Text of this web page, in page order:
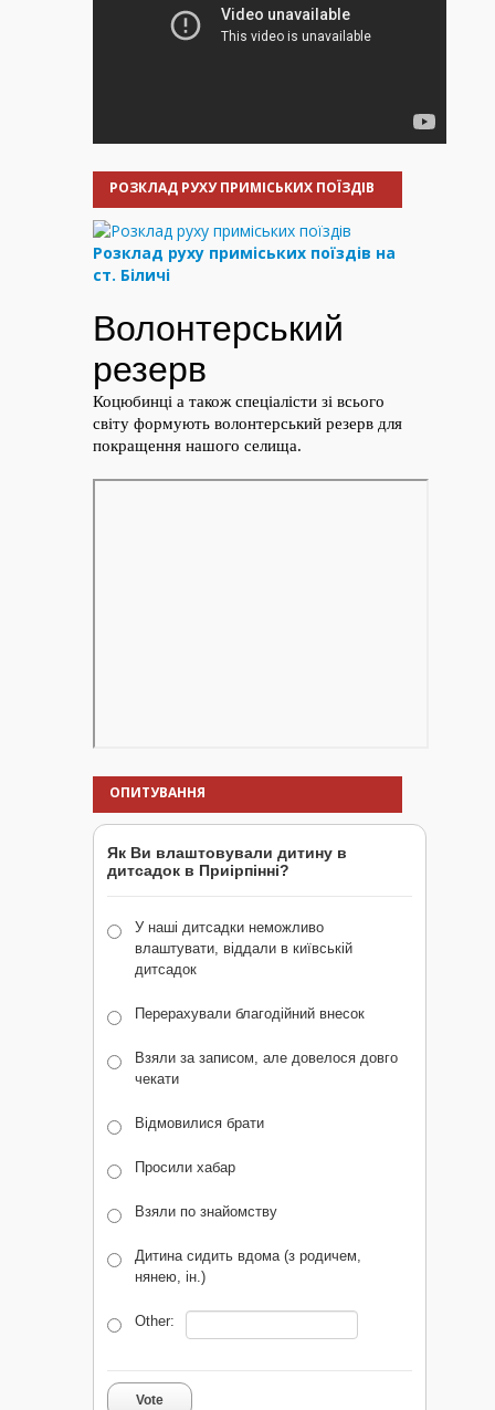
РОЗКЛАД РУХУ ПРИМІСЬКИХ ПОЇЗДІВ
Розклад руху приміських поїздів на
ст. Біличі
ОПИТУВАННЯ
Як Ви влаштовували дитину в
дитсадок в Приірпінні?
У наші дитсадки неможливо
влаштувати, віддали в київській
дитсадок
Перерахували благодійний внесок
Взяли за записом, але довелося довго
чекати
Відмовилися брати
Просили хабар
Взяли по знайомству
Дитина сидить вдома (з родичем,
нянею, ін.)
Other:
Vote